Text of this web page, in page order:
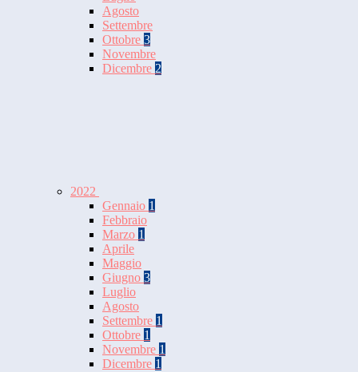
Agosto
Settembre
Ottobre 3
Novembre
Dicembre 2
2022
Gennaio 1
Febbraio
Marzo 1
Aprile
Maggio
Giugno 3
Luglio
Agosto
Settembre 1
Ottobre 1
Novembre 1
Dicembre 1